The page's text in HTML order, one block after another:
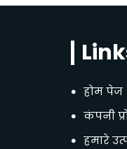
होम पेज
कंपनी
हमारे